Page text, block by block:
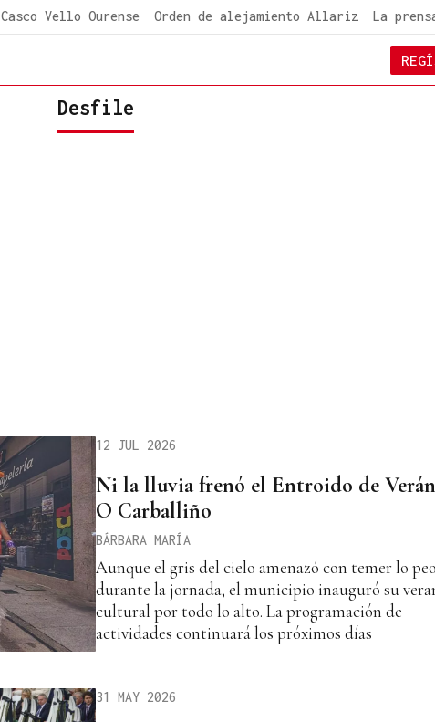
Casco Vello Ourense Orden de alejamiento Allariz La
Desfile
12 JUL 2026
Ni la lluvia frenó el Entroido de
O Carballiño
BÁRBARA MARÍA
Aunque el gris del cielo amenazó con temer lo
durante la jornada, el municipio inauguró su
cultural por todo lo alto. La programación de
actividades continuará los próximos días
31 MAY 2026